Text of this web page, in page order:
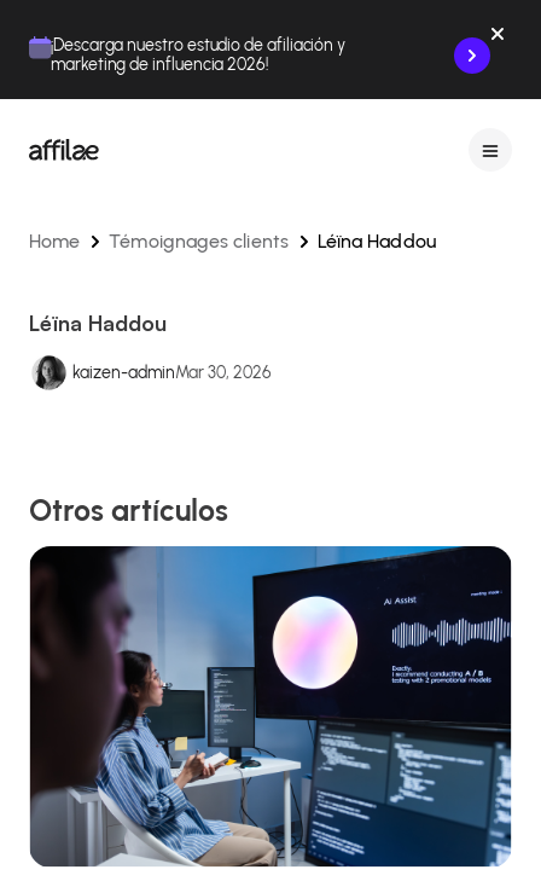
¡Descarga nuestro estudio de afiliación y
marketing de influencia 2026!
Home Témoignages clients Léïna Haddou
Léïna Haddou
kaizen-adminMar 30, 2026
Otros artículos